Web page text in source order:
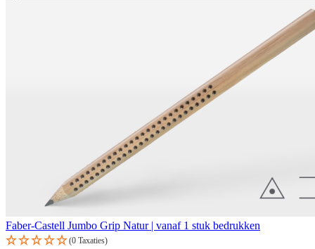
Faber-Castell Jumbo Grip Natur | vanaf 1 stuk bedrukken
(0 Taxaties)